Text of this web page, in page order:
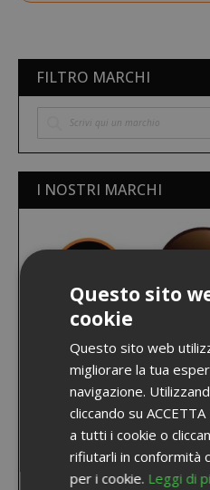
FILTRO MARCHI
I NOSTRI MARCHI
Questo sito
cookie
Questo sito web
migliorare la tua
navigazione.
cliccando su
a tutti i cookie o
rifiutarli in conformità
per i cookie. Leggi di